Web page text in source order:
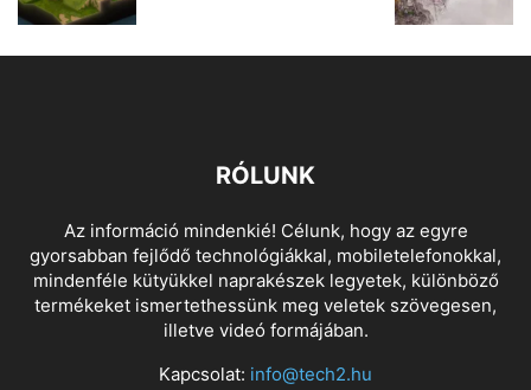
RÓLUNK
Az információ mindenkié! Célunk, hogy az egyre
gyorsabban fejlődő technológiákkal, mobiletelefonokkal,
mindenféle kütyükkel naprakészek legyetek, különböző
termékeket ismertethessünk meg veletek szövegesen,
illetve videó formájában.
Kapcsolat: info@tech2.hu